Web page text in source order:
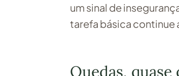
um sinal de
tarefa básica
Quedas,